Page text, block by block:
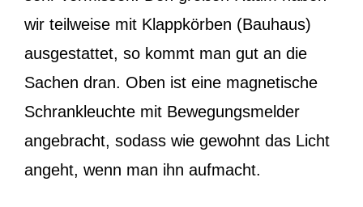
wir teilweise mit Klappkörben (Bauhaus)
ausgestattet, so kommt man gut an die
Sachen dran. Oben ist eine magnetische
Schrankleuchte mit Bewegungsmelder
angebracht, sodass wie gewohnt das Licht
angeht, wenn man ihn aufmacht.